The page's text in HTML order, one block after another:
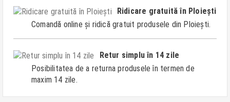
Ridicare gratuită în Ploiești
Comandă online și ridică gratuit produsele din Ploiești.
Retur simplu în 14 zile
Posibilitatea de a returna produsele în termen de
maxim 14 zile.